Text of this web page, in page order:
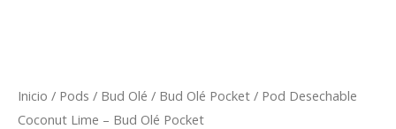
Inicio / Pods / Bud Olé / Bud Olé Pocket / Pod Desechable
Coconut Lime – Bud Olé Pocket